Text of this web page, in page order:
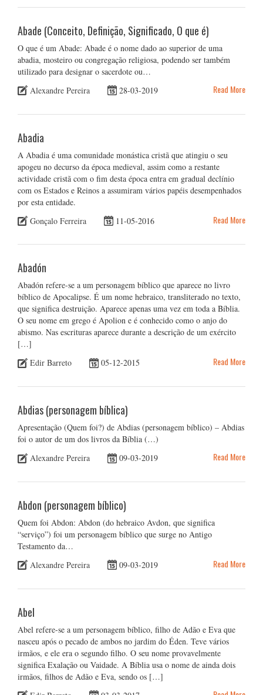
Abade (Conceito, Definição, Significado, O que é)
O que é um Abade: Abade é o nome dado ao superior de uma
abadia, mosteiro ou congregação religiosa, podendo ser também
utilizado para designar o sacerdote ou…
Alexandre Pereira
28-03-2019 Read More
Abadia
A Abadia é uma comunidade monástica cristã que atingiu o seu
apogeu no decurso da época medieval, assim como a restante
actividade cristã com o fim desta época entra em gradual declínio
com os Estados e Reinos a assumiram vários papéis desempenhados
por esta entidade.
Gonçalo Ferreira
11-05-2016 Read More
Abadón
Abadón refere-se a um personagem bíblico que aparece no livro
bíblico de Apocalipse. É um nome hebraico, transliterado no texto,
que significa destruição. Aparece apenas uma vez em toda a Bíblia.
O seu nome em grego é Apolion e é conhecido como o anjo do
abismo. Nas escrituras aparece durante a descrição de um exército
[…]
Edir Barreto
05-12-2015 Read More
Abdias (personagem bíblica)
Apresentação (Quem foi?) de Abdias (personagem bíblico) – Abdias
foi o autor de um dos livros da Bíblia (…)
Alexandre Pereira
09-03-2019 Read More
Abdon (personagem bíblico)
Quem foi Abdon: Abdon (do hebraico Avdon, que significa
“serviço”) foi um personagem bíblico que surge no Antigo
Testamento da…
Alexandre Pereira
09-03-2019 Read More
Abel
Abel refere-se a um personagem bíblico, filho de Adão e Eva que
nasceu após o pecado de ambos no jardim do Éden. Teve vários
irmãos, e ele era o segundo filho. O seu nome provavelmente
significa Exalação ou Vaidade. A Bíblia usa o nome de ainda dois
irmãos, filhos de Adão e Eva, sendo os […]